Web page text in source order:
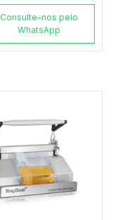
Consulte-nos pelo
WhatsApp